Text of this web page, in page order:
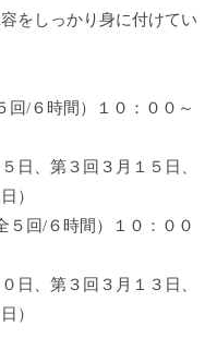
をしっかり身に付けてい
/６時間）１０：００～
日、第３回３月１５日、
）
回/６時間）１０：００
日、第３回３月１３日、
）